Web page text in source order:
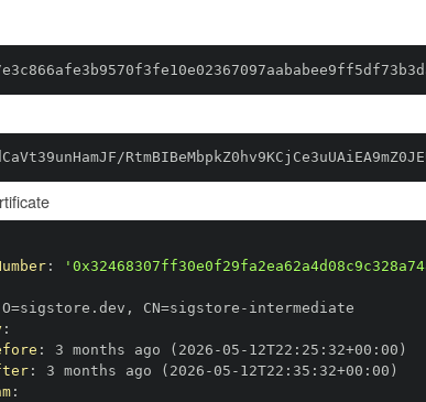
:
O=sigstore.dev , CN=sigstore -
:
: 3 months ago (2026 -05 - 12T22 : 25 : 32+00 :
: 3 months ago (2026 -05 - 12T22 : 35 : 32+00 :
: